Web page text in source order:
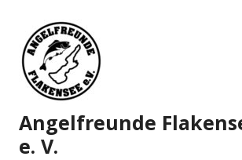
Inhalt
springen
Angelfreunde
e. V.